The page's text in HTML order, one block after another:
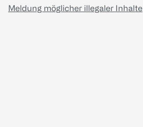
Meldung möglicher illegaler Inhalte